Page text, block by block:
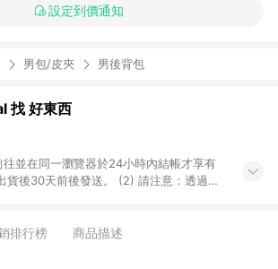
設定到價通知
男包/皮夾 男後背包
找 好東西
往並在同一瀏覽器於24小時內結帳才享有
前後發送。 (2) 請注意：透過
排行榜 商品描述